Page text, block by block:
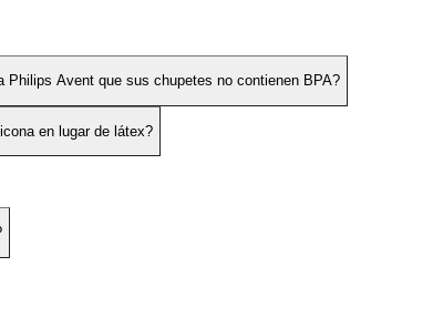
Avent que sus chupetes no contienen BPA?
en lugar de látex?